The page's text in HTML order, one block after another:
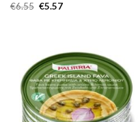
€6.55 €5.57